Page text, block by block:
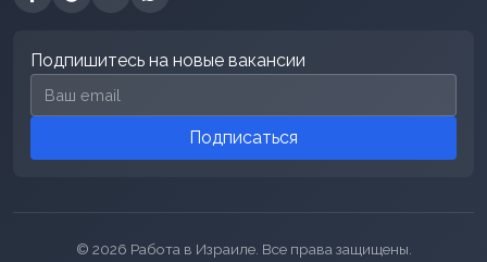
Подпишитесь на новые вакансии
Email для подписки
Подписаться
© 2026 Работа в Израиле. Все права защищены.